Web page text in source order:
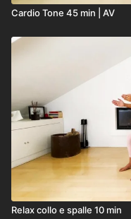
Cardio Tone 45 min | AV
Relax collo e spalle 10 min